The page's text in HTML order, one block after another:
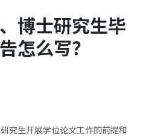
博士研究生毕
怎么写？
究生开展学位论文工作的前提和